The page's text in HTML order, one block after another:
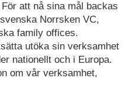
att nå sina mål backas
Norrsken VC,
family offices.
utöka sin verksamhet
nationellt och i Europa.
om vår verksamhet,